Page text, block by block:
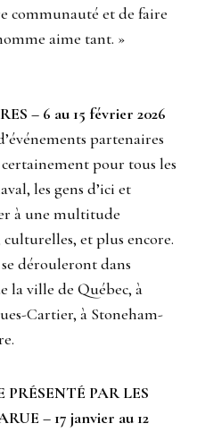
communauté et de faire
aime tant. »
– 6 au 15 février 2026
partenaires
pour tous les
les gens d’ici et
à une multitude
culturelles, et plus encore.
dérouleront dans
la ville de Québec, à
Cartier, à Stoneham-
PAR LES
– 17 janvier au 12